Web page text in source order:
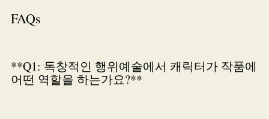
FAQs
**Q1: 독창적인 행위예술에서 캐릭터가 작품에
어떤 역할을 하는가요?**